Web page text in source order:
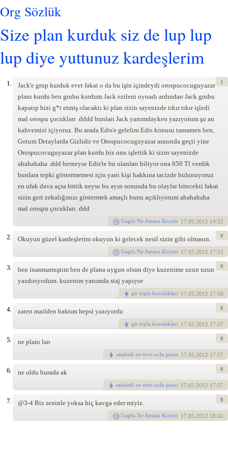
Org Sözlük
Size plan kurduk siz de lup lup
lup diye yuttunuz kardeşlerim
1.
Jack'e grup kurduk evet fakat o da bu işin içindeydi orospucocuguyazar
planı kurdu ben grubu kurdum Jack ezileni oynadı ardından Jack grubu
kapatıp bizi g*t etmiş olacaktı ki plan sizin sayenizde tıkır tıkır işledi
mal orospu çocukları .dddd bunları Jack yanımdayken yazıyorum şu an
kahvemizi içiyoruz. Bu arada Edis'e gelelim Edis konusu tamamen ben,
Gotum Detaylarda Gizlidir ve Orospucocuguyazar arasında geçti yine
Orospucocuguyazar plan kurdu biz onu işlettik ki sizin sayenizde
ahahahaha .ddd herneyse Edis'te bu olanları biliyor ona 850 Tl verdik
bunlara tepki göstermemesi için yani kişi hakkına tacizde bulunuyoruz
en ufak dava açsa bittik neyse bu ayın sonunda bu olaylar bitecekti fakat
sizin geri zekalığınızı göstermek amaçlı bunu açıklıyorum ahahahaha
mal orospu çocukları .ddd
Gagfa Ne Amina Koyim 17.05.2012 14:32
1
2. Okuyun güzel kardeşlerim okuyun ki gelecek nesil sizin gibi olmasın.
Gagfa Ne Amina Koyim 17.05.2012 17:15
0
3.
ben inanmamıştım ben de plana uygun olsun diye kuzenime uzun uzun
yazdırıyodum. kuzenim yanımda staj yapıyor
git topla kozalaklari 17.05.2012 17:56
0
4. zaten mailden baktım hepsi yazıyordu
git topla kozalaklari 17.05.2012 17:57
0
5. ne planı lan
satafatli ve sivri uclu penis 17.05.2012 17:57
0
6. ne oldu burada ak
satafatli ve sivri uclu penis 17.05.2012 17:57
0
7. @3-4 Biz seninle yoksa hiç kavga eder miyiz.
Gagfa Ne Amina Koyim 17.05.2012 18:42
0